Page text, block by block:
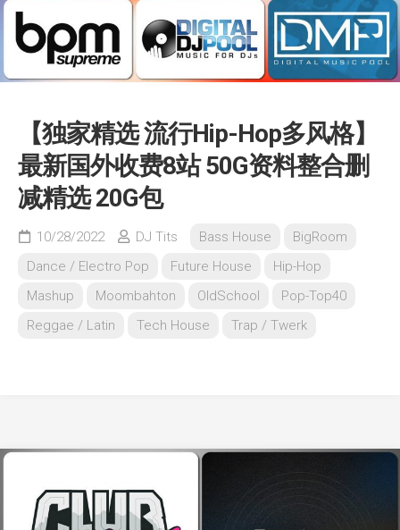
【独家精选 流行Hip-Hop多风格】
最新国外收费8站 50G资料整合删
减精选 20G包
10/28/2022 DJ Tits Bass House
BigRoom
Dance / Electro Pop
Future House
Hip-Hop
Mashup
Moombahton OldSchool
Pop-Top40
Reggae / Latin
Tech House Trap / Twerk